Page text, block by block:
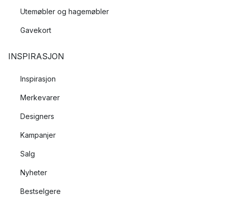
Utemøbler og hagemøbler
Gavekort
INSPIRASJON
Inspirasjon
Merkevarer
Designers
Kampanjer
Salg
Nyheter
Bestselgere